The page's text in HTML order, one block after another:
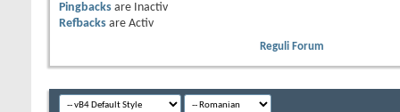
Pingbacks are
Inactiv
Refbacks are Activ
Reguli Forum